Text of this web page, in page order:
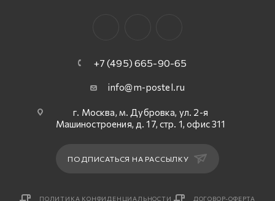
+7 (495) 665-90-65
info@m-postel.ru
г. Москва, м. Дубровка, ул. 2-я
Машиностроения, д. 17, стр. 1, офис 311
ПОДПИСАТЬСЯ НА РАССЫЛКУ
ПОЛИТИКА КОНФИДЕНЦИАЛЬНОСТИ ДОГОВОР-ОФЕРТА